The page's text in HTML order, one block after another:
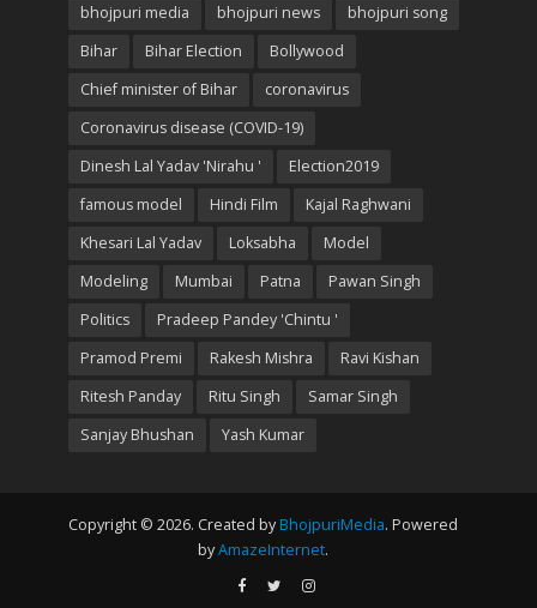
bhojpuri media
bhojpuri news
bhojpuri song
Bihar
Bihar Election
Bollywood
Chief minister of Bihar
coronavirus
Coronavirus disease (COVID-19)
Dinesh Lal Yadav 'Nirahu '
Election2019
famous model
Hindi Film
Kajal Raghwani
Khesari Lal Yadav
Loksabha
Model
Modeling
Mumbai Patna
Pawan Singh
Politics
Pradeep Pandey 'Chintu '
Pramod Premi
Rakesh Mishra
Ravi Kishan
Ritesh Panday
Ritu Singh
Samar Singh
Sanjay Bhushan
Yash Kumar
Copyright © 2026. Created by BhojpuriMedia. Powered
byAmazeInternet.